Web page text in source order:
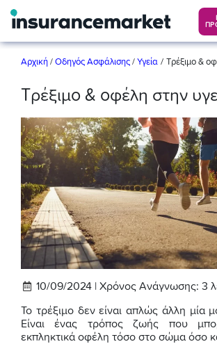
Αρχική / Οδηγός Ασφάλισης / Υγεία / Τρέξιμο &
Τρέξιμο & οφέλη στην
10/09/2024 | Χρόνος Ανάγνωσης: 3
Το τρέξιμο δεν είναι απλώς άλλη μία
Είναι ένας τρόπος ζωής που
εκπληκτικά οφέλη τόσο στο σώμα όσο